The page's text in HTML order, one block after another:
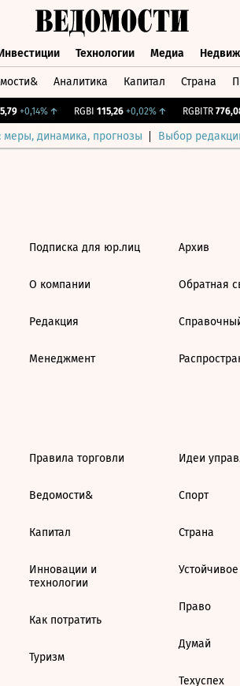
Технологии Медиа
Аналитика Капитал Страна
+0,14%↑ RGBI 115,26 +0,02%↑ RGBITR 776,08
динамика, прогнозы Выбор
Подписка для юр.лиц
О компании
Редакция
Менеджмент
Архив
Обратная
Правила торговли
Ведомости&
Капитал
Инновации и
технологии
Как потратить
Туризм
Идеи
Спорт
Страна
Право
Думай
Техуспех